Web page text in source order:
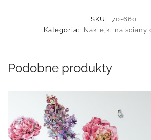
SKU:
70-660
Kategoria:
Naklejki na ściany
Podobne produkty